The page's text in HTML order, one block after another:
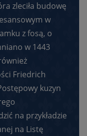
zleciła budowę
w
z fosą, o
w 1443
Friedrich
kuzyn
na przykładzie
na Listę